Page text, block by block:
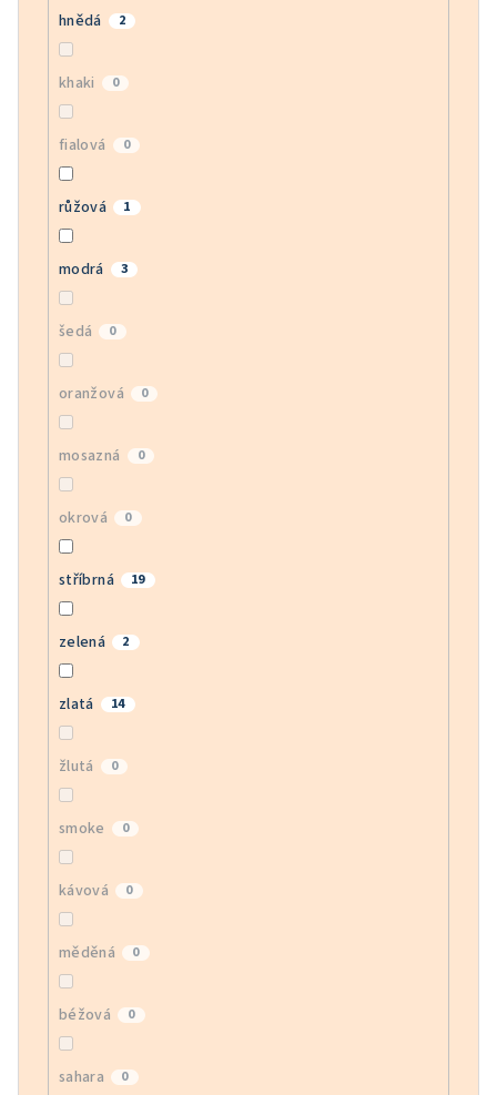
hnědá 2
khaki 0
fialová 0
růžová 1
modrá 3
šedá 0
oranžová 0
mosazná 0
okrová 0
stříbrná 19
zelená 2
zlatá 14
žlutá 0
smoke 0
kávová 0
měděná 0
béžová 0
sahara 0